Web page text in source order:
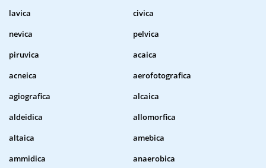
lavica
civica
nevica
pelvica
piruvica
acaica
acneica
aerofotografica
agiografica
alcaica
aldeidica
allomorfica
altaica
amebica
ammidica
anaerobica